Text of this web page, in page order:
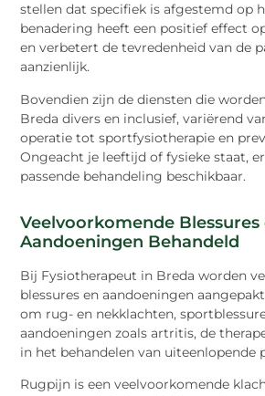
stellen dat specifiek is afgestemd op
benadering heeft een positief effect
en verbetert de tevredenheid van de
aanzienlijk.
Bovendien zijn de diensten die
Breda divers en inclusief, variërend
operatie tot sportfysiotherapie en
Ongeacht je leeftijd of fysieke staat,
passende behandeling beschikbaar.
Veelvoorkomende Blessures
Aandoeningen Behandeld
Bij Fysiotherapeut in Breda worden
blessures en aandoeningen
om rug- en nekklachten,
aandoeningen zoals artritis, de
in het behandelen van uiteenlopende
Rugpijn is een veelvoorkomende